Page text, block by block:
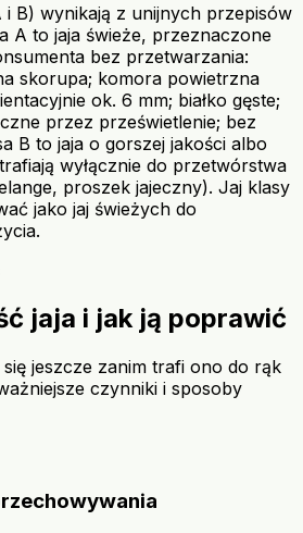
i B) wynikają z unijnych przepisów
A to jaja świeże, przeznaczone
bez przetwarzania:
skorupa; komora powietrzna
ok. 6 mm; białko gęste;
przez prześwietlenie; bez
B to jaja o gorszej jakości albo
wyłącznie do przetwórstwa
proszek jajeczny). Jaj klasy
jako jaj świeżych do
jaja i jak ją poprawić
się jeszcze zanim trafi ono do rąk
czynniki i sposoby